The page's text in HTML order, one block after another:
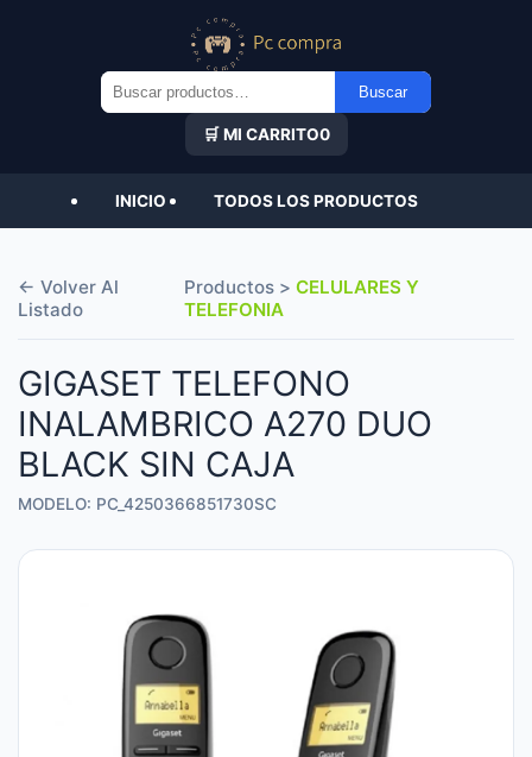
Buscar
por:
Buscar
🛒 MI CARRITO0
INICIO TODOS LOS PRODUCTOS
← Volver Al
Listado
Productos > CELULARES Y
TELEFONIA
GIGASET TELEFONO
INALAMBRICO A270 DUO
BLACK SIN CAJA
MODELO: PC_4250366851730SC